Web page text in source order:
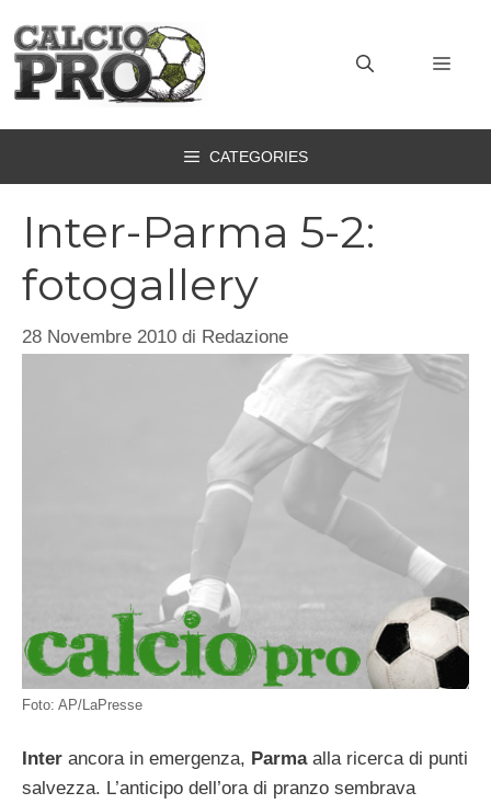
contenuto
CATEGORIES
Inter-Parma 5-2:
fotogallery
28 Novembre 2010 di Redazione
Foto: AP/LaPresse
Inter ancora in emergenza, Parma alla ricerca di punti
salvezza. L’anticipo dell’ora di pranzo sembrava